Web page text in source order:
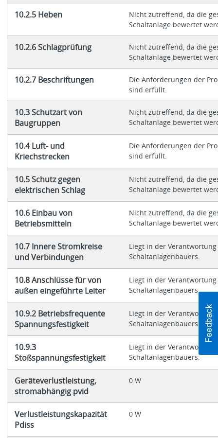
10.2.5 Heben
Nicht zutreffend, da die
Schaltanlage bewertet
10.2.6 Schlagprüfung
Nicht zutreffend, da die
Schaltanlage bewertet
10.2.7 Beschriftungen
Die Anforderungen der
sind erfüllt.
10.3 Schutzart von
Baugruppen
Nicht zutreffend, da die
Schaltanlage bewertet
10.4 Luft- und
Kriechstrecken
Die Anforderungen der
sind erfüllt.
10.5 Schutz gegen
elektrischen Schlag
Nicht zutreffend, da die
Schaltanlage bewertet
10.6 Einbau von
Betriebsmitteln
Nicht zutreffend, da die
Schaltanlage bewertet
10.7 Innere Stromkreise
und Verbindungen
Liegt in der Verantwortung
Schaltanlagenbauers.
10.8 Anschlüsse für von
außen eingeführte Leiter
Liegt in der Verantwortung
Schaltanlagenbauers.
10.9.2 Betriebsfrequente
Spannungsfestigkeit
Liegt in der Verantwortung
Schaltanlagenbauers.
10.9.3
Stoßspannungsfestigkeit
Liegt in der Verantwortung
Schaltanlagenbauers.
Geräteverlustleistung,
stromabhängig pvid
0 W
Verlustleistungskapazität
Pdiss
0 W